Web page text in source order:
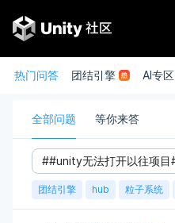
热门问答 团结引擎 AI专区
全部问题 等你来答
团结引擎 hub 粒子系统